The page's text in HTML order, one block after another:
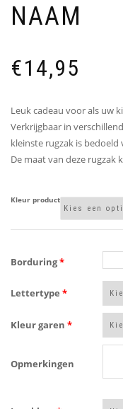
NAAM
€14,95
Leuk cadeau voor als uw
Verkrijgbaar in
kleinste rugzak is
De maat van deze rugzak
Kleur product
Borduring*
Lettertype *
Kleur garen *
Opmerkingen